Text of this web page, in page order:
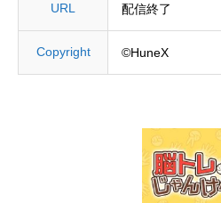
URL 配信終了
Copyright ©HuneX